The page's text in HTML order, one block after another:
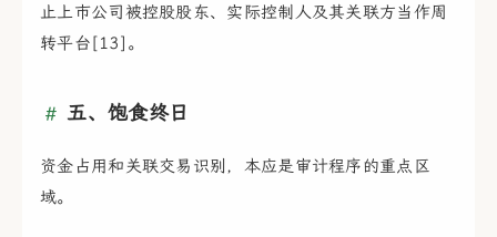
止上市公司被控股股东、实际控制人及其关联方当作周
转平台[13]。
五、饱食终日
资金占用和关联交易识别，本应是审计程序的重点区
域。